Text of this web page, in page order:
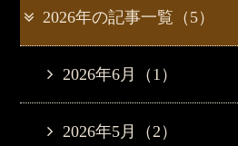
2026年の記事一覧（5）
2026年6月（1）
2026年5月（2）